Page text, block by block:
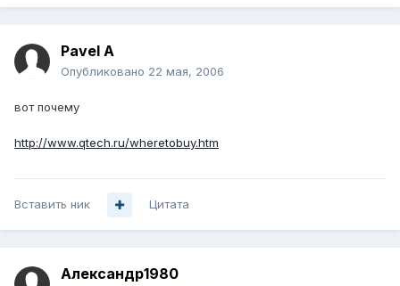
Pavel A
Опубликовано 22 мая, 2006
вот почему
http://www.qtech.ru/wheretobuy.htm
Вставить ник Цитата
Александр1980